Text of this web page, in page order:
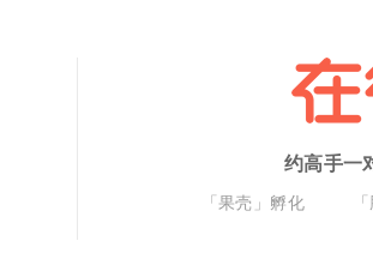
约高手一
「果壳」孵化